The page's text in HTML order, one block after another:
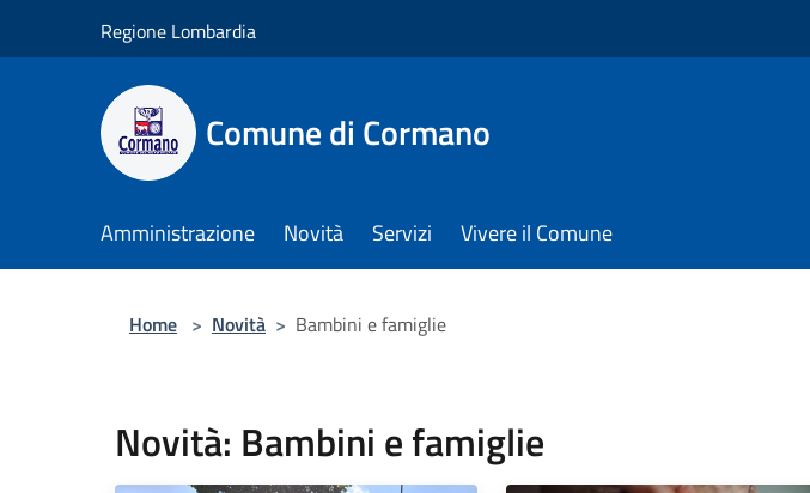
Regione Lombardia
Comune di Cormano
Amministrazione Novità Servizi Vivere il Comune
Home > Novità > Bambini e famiglie
Novità: Bambini e famiglie